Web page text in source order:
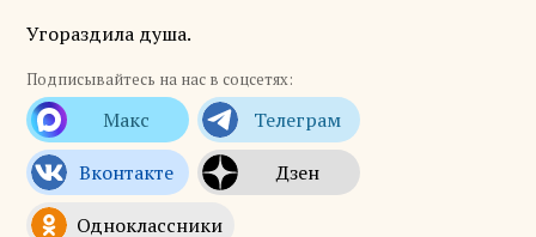
Угораздила душа.
Подписывайтесь на нас в соцсетях: